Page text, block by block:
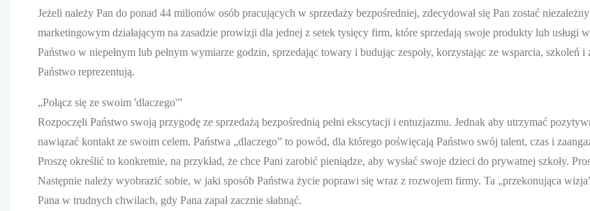
Jeżeli należy Pan do ponad 44 milionów osób pracujących w sprzedaży bezpośredniej, zdecydował się Pan zostać
marketingowym działającym na zasadzie prowizji dla jednej z setek tysięcy firm, które sprzedają swoje produkty lub usługi
Państwo w niepełnym lub pełnym wymiarze godzin, sprzedając towary i budując zespoły, korzystając ze wsparcia, szkoleń i
Państwo reprezentują.
„Połącz się ze swoim 'dlaczego'”
Rozpoczęli Państwo swoją przygodę ze sprzedażą bezpośrednią pełni ekscytacji i entuzjazmu. Jednak aby utrzymać
nawiązać kontakt ze swoim celem. Państwa „dlaczego” to powód, dla którego poświęcają Państwo swój talent, czas i
Proszę określić to konkretnie, na przykład, że chce Pani zarobić pieniądze, aby wysłać swoje dzieci do prywatnej szkoły.
Następnie należy wyobrazić sobie, w jaki sposób Państwa życie poprawi się wraz z rozwojem firmy. Ta „przekonująca
Pana w trudnych chwilach, gdy Pana zapał zacznie słabnąć.